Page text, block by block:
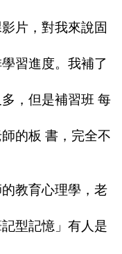
片，對我來說固
習進度。我補了
，但是補習班 每
的板 書，完全不
教育心理學，老
型記憶」有人是